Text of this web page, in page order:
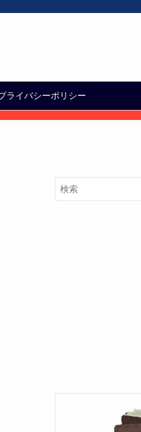
ライバシーポリシー